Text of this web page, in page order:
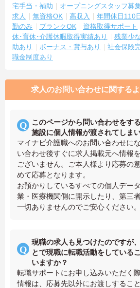
宅手当・補助
オープニングスタッフ募
求人
無資格OK 高収入 年間休日110
勤のみ
ブランクOK 資格取得サポート
休･育休･介護休暇取得実績あり
残業少
助あり
ボーナス・賞与あり 社会保険
職金制度あり
求人のお問い合わせに関する
このページから問い合わせをす
施設に個人情報が渡されてしま
マイナビ介護職へのお問い合わせに
い合わせ後すぐに求人掲載元へ情報
ございません。ご本人様より応募の
めて応募となります。
お預かりしているすべての個人デー
業・医療機関側に開示したり、第三
一切ありませんのでご安心ください。
現職の求人も見つけたのですが
とで現職に転職活動をしている
いますか？
転職サポートにお申し込みいただく
情報は、応募先以外にお渡しするこ